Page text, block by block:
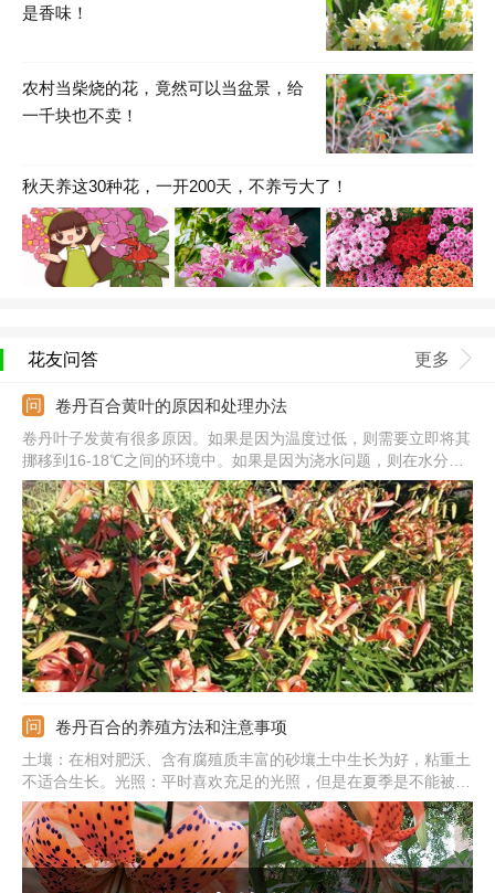
是香味！
农村当柴烧的花，竟然可以当盆景，给
一千块也不卖！
秋天养这30种花，一开200天，不养亏大了！
花友问答 更多
卷丹百合黄叶的原因和处理办法
卷丹叶子发黄有很多原因。如果是因为温度过低，则需要立即将其
挪移到16-18℃之间的环境中。如果是因为浇水问题，则在水分过
少时需及时补水，生长期和天气干旱时可多浇一些，水分较多时需
立即停止浇水，松动土壤蒸发掉多余水分。如果是因为施肥过多，
需先停止施肥，同时向盆内灌水，使多余肥料排出。
卷丹百合的养殖方法和注意事项
土壤：在相对肥沃、含有腐殖质丰富的砂壤土中生长为好，粘重土
不适合生长。光照：平时喜欢充足的光照，但是在夏季是不能被太
阳光线直照的，可以用遮阳网遮荫。温度：卷丹百合喜欢温暖，最
佳生长温度为15-25℃，最高也不能高于28℃。水分：给予水分一
般在晴天上午，土壤湿度保持在80%-85%左右就可以。